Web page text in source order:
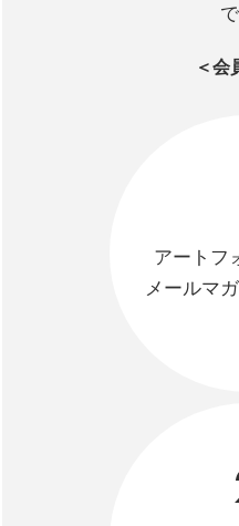
＜会
アートフ
メールマ